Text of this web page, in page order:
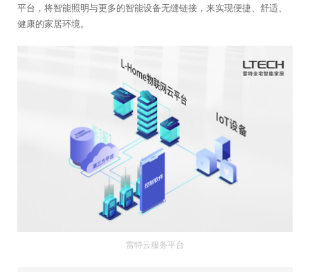
平台，将智能照明与更多的智能设备无缝链接，来实现便捷、舒适、
健康的家居环境。
雷特云服务平台